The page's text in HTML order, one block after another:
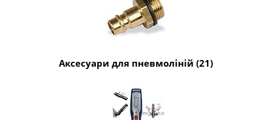
Аксесуари для пневмоліній (21)